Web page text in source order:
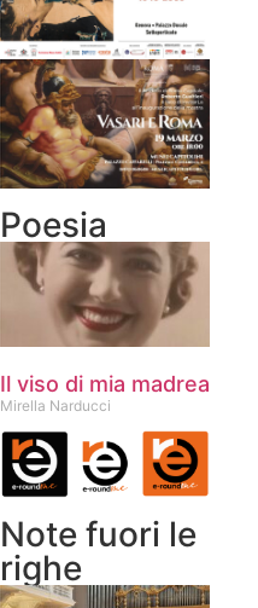
Poesia
Il viso di mia madrea
Mirella Narducci
Note fuori le
righe